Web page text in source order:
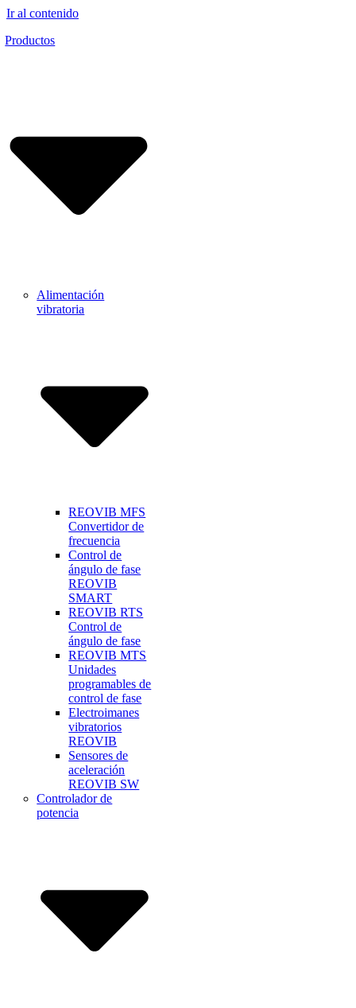
Ir al contenido
Productos
Alimentación
vibratoria
REOVIB MFS
Convertidor de
frecuencia
Control de
ángulo de fase
REOVIB
SMART
REOVIB RTS
Control de
ángulo de fase
REOVIB MTS
Unidades
programables de
control de fase
Electroimanes
vibratorios
REOVIB
Sensores de
aceleración
REOVIB SW
Controlador de
potencia